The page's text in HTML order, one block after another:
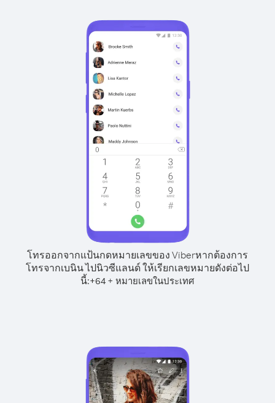
โทรออกจากแป้นกดหมายเลขของ Viberหากต้องการ
โทรจากเบนิน ไปนิวซีแลนด์ ให้เรียกเลขหมายดังต่อไป
นี้:+64 + หมายเลขในประเทศ